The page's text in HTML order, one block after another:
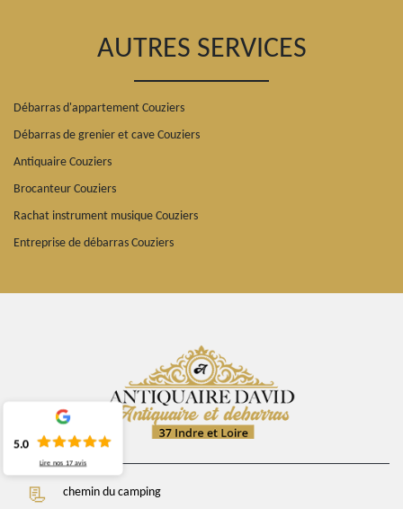
AUTRES SERVICES
Débarras d'appartement Couziers
Débarras de grenier et cave Couziers
Antiquaire Couziers
Brocanteur Couziers
Rachat instrument musique Couziers
Entreprise de débarras Couziers
chemin du camping
5.0
Lire nos 17 avis